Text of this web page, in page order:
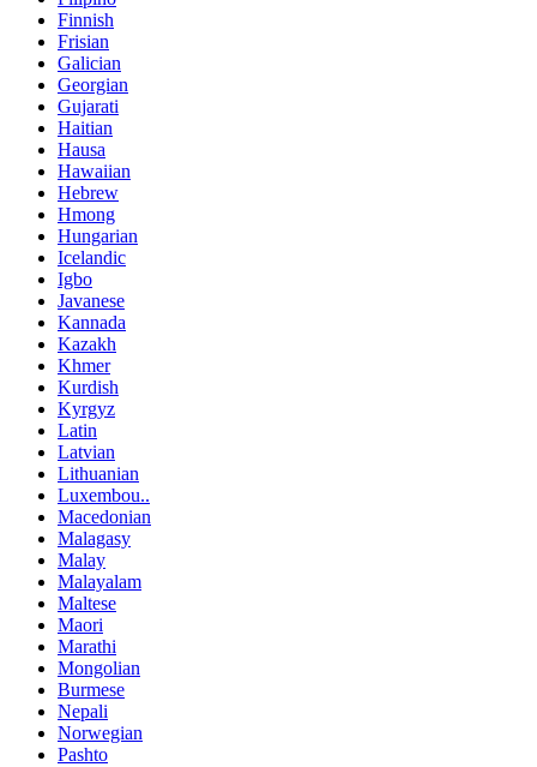
Finnish
Frisian
Galician
Georgian
Gujarati
Haitian
Hausa
Hawaiian
Hebrew
Hmong
Hungarian
Icelandic
Igbo
Javanese
Kannada
Kazakh
Khmer
Kurdish
Kyrgyz
Latin
Latvian
Lithuanian
Luxembou..
Macedonian
Malagasy
Malay
Malayalam
Maltese
Maori
Marathi
Mongolian
Burmese
Nepali
Norwegian
Pashto